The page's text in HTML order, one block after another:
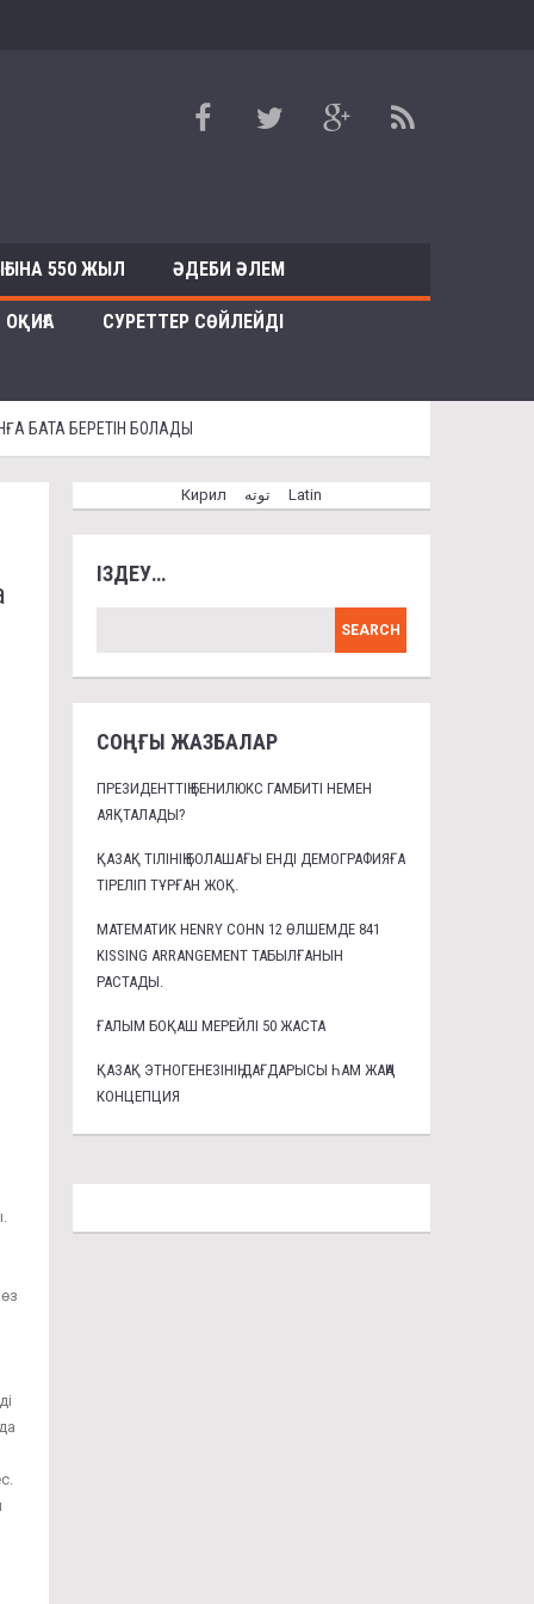
550 ЖЫЛ ӘДЕБИ ӘЛЕМ
ОҚИҒА СУРЕТТЕР СӨЙЛЕЙДІ
БАТА БЕРЕТІН БОЛАДЫ
Кирил توتە Latin
ІЗДЕУ…
СОҢҒЫ ЖАЗБАЛАР
ПРЕЗИДЕНТТІҢ БЕНИЛЮКС ГАМБИТІ НЕМЕН
АЯҚТАЛАДЫ?
ҚАЗАҚ ТІЛІНІҢ БОЛАШАҒЫ ЕНДІ ДЕМОГРАФИЯҒА
ТІРЕЛІП ТҰРҒАН ЖОҚ.
МАТЕМАТИК HENRY COHN 12 ӨЛШЕМДЕ 841
KISSING ARRANGEMENT ТАБЫЛҒАНЫН
РАСТАДЫ.
ҒАЛЫМ БОҚАШ МЕРЕЙЛІ 50 ЖАСТА
ҚАЗАҚ ЭТНОГЕНЕЗІНІҢ ДАҒДАРЫСЫ ҺАМ ЖАҢА
КОНЦЕПЦИЯ